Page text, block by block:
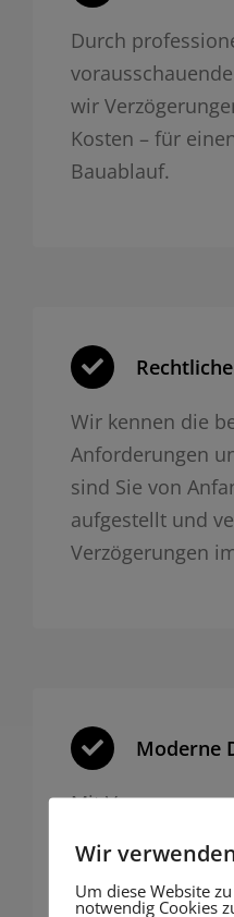
Durch
wir
Kosten – für
Bauablauf.
Wir kennen die
Anforderungen
sind Sie von
aufgestellt und
Verzögerungen
Moderne
Mit Vermessung
Behörden oder
Wir
Um diese Website
notwendig Cookies